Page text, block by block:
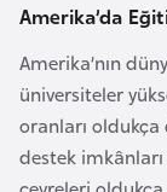
Amerika’da
Amerika’nın
üniversiteler
oranları oldukça
destek
h
r
i
y
e